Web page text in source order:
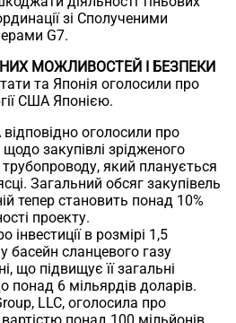
зі Сполученими
G7.
МОЖЛИВОСТЕЙ І БЕЗПЕКИ
та Японія оголосили про
США Японією.
оголосили про
закупівлі зрідженого
який планується
Загальний обсяг закупівель
тепер становить понад 10%
проекту.
інвестиції в розмірі 1,5
басейн сланцевого газу
що підвищує її загальні
понад 6 мільярдів доларів.
LLC, оголосила про